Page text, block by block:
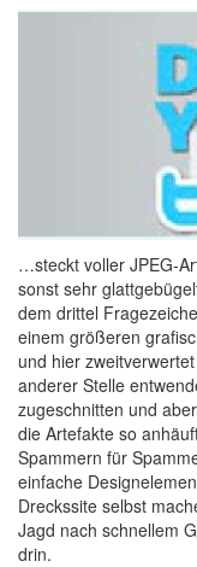
…steckt voller JPEG-
sonst sehr
dem drittel
einem größeren
und hier
anderer Stelle
zugeschnitten und
die Artefakte so
Spammern für
einfache
Dreckssite selbst
Jagd nach schnellem
drin.